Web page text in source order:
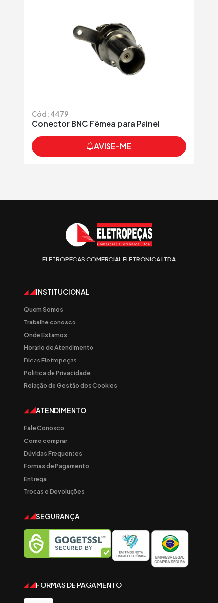
Cód: 4479
Conector BNC Fêmea para Painel
AVISE-ME
ELETROPECAS COMERCIAL ELETRONICA LTDA
INSTITUCIONAL
Quem Somos
Trabalhe conosco
Onde Estamos
Horário de Atendimento
Dicas Eletropeças
Politica de Privacidade
Relação de Gestão dos Cookies
ATENDIMENTO
Fale Conosco
Como comprar
Dúvidas Frequentes
Formas de Pagamento
Entrega
Trocas e Devoluções
SEGURANÇA
FORMAS DE PAGAMENTO